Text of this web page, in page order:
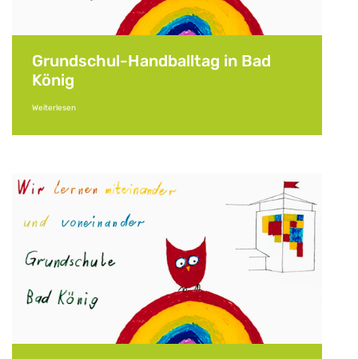
Grundschul-Handballtag in Bad
König
Weiterlesen